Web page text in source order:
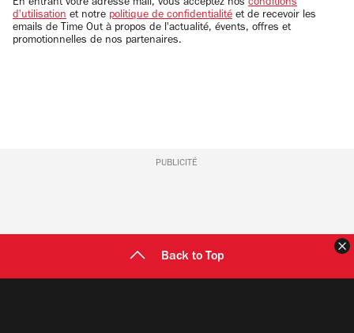
En entrant votre adresse mail, vous acceptez nos conditions
d'utilisation et notre politique de confidentialité et de recevoir les
emails de Time Out à propos de l'actualité, évents, offres et
promotionnelles de nos partenaires.
PUBLICITÉ
Back to Top